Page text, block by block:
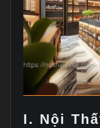
I. Nội